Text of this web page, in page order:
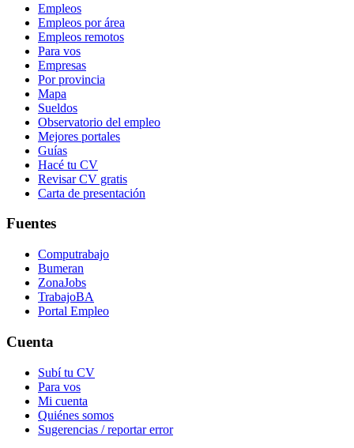
Empleos
Empleos por área
Empleos remotos
Para vos
Empresas
Por provincia
Mapa
Sueldos
Observatorio del empleo
Mejores portales
Guías
Hacé tu CV
Revisar CV gratis
Carta de presentación
Fuentes
Computrabajo
Bumeran
ZonaJobs
TrabajoBA
Portal Empleo
Cuenta
Subí tu CV
Para vos
Mi cuenta
Quiénes somos
Sugerencias / reportar error